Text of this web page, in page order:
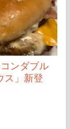
ンダブル
ス」新登